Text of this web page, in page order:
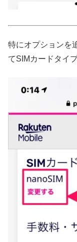
特にオプションを
てSIMカードタイ